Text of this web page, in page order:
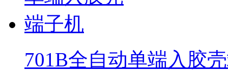
701B全自动单端入胶